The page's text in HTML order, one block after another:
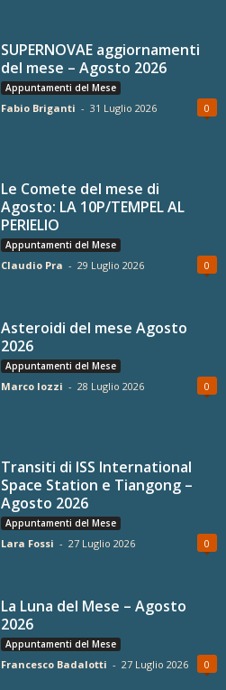
SUPERNOVAE aggiornamenti
del mese – Agosto 2026
Appuntamenti del Mese
Fabio Briganti - 31 Luglio 2026 0
Le Comete del mese di
Agosto: LA 10P/TEMPEL AL
PERIELIO
Appuntamenti del Mese
Claudio Pra - 29 Luglio 2026 0
Asteroidi del mese Agosto
2026
Appuntamenti del Mese
Marco Iozzi - 28 Luglio 2026 0
Transiti di ISS International
Space Station e Tiangong –
Agosto 2026
Appuntamenti del Mese
Lara Fossi - 27 Luglio 2026 0
La Luna del Mese – Agosto
2026
Appuntamenti del Mese
Francesco Badalotti - 27 Luglio 2026 0